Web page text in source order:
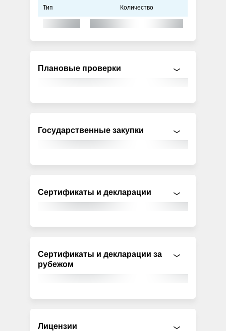
Тип Количество
Плановые проверки
Государственные закупки
Сертификаты и декларации
Сертификаты и декларации за
рубежом
Лицензии